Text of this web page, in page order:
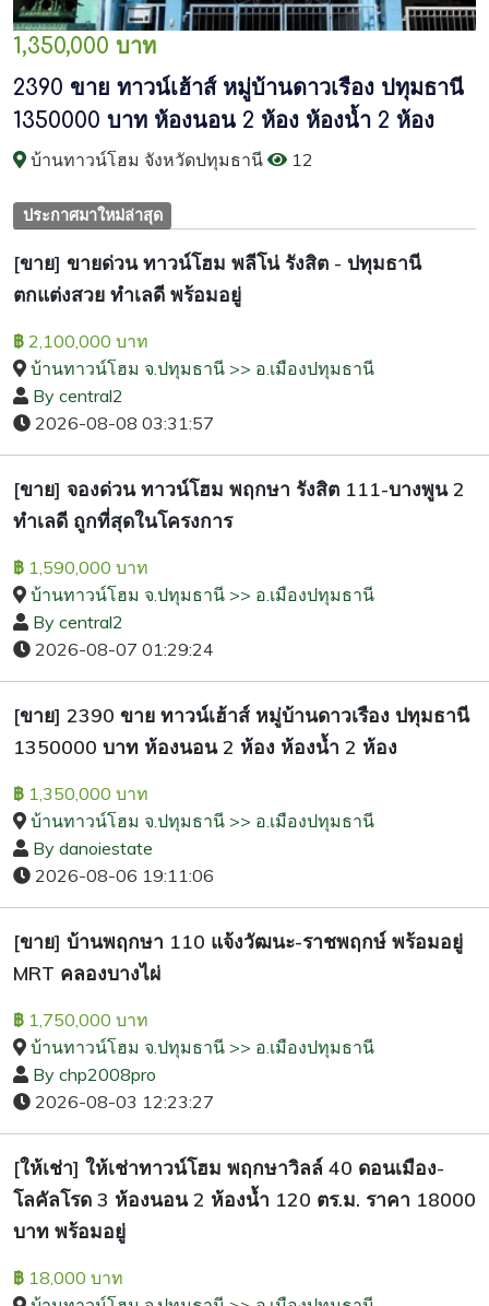
1,350,000 บาท
2390 ขาย ทาวน์เฮ้าส์ หมู่บ้านดาวเรือง ปทุมธานี
1350000 บาท ห้องนอน 2 ห้อง ห้องน้ำ 2 ห้อง
บ้านทาวน์โฮม จังหวัดปทุมธานี 12
ประกาศมาใหม่ล่าสุด
[ขาย] ขายด่วน ทาวน์โฮม พลีโน่ รังสิต - ปทุมธานี
ตกแต่งสวย ทำเลดี พร้อมอยู่
฿ 2,100,000 บาท
บ้านทาวน์โฮม จ.ปทุมธานี >> อ.เมืองปทุมธานี
By central2
2026-08-08 03:31:57
[ขาย] จองด่วน ทาวน์โฮม พฤกษา รังสิต 111-บางพูน 2
ทำเลดี ถูกที่สุดในโครงการ
฿ 1,590,000 บาท
บ้านทาวน์โฮม จ.ปทุมธานี >> อ.เมืองปทุมธานี
By central2
2026-08-07 01:29:24
[ขาย] 2390 ขาย ทาวน์เฮ้าส์ หมู่บ้านดาวเรือง ปทุมธานี
1350000 บาท ห้องนอน 2 ห้อง ห้องน้ำ 2 ห้อง
฿ 1,350,000 บาท
บ้านทาวน์โฮม จ.ปทุมธานี >> อ.เมืองปทุมธานี
By danoiestate
2026-08-06 19:11:06
[ขาย] บ้านพฤกษา 110 แจ้งวัฒนะ-ราชพฤกษ์ พร้อมอยู่
MRT คลองบางไผ่
฿ 1,750,000 บาท
บ้านทาวน์โฮม จ.ปทุมธานี >> อ.เมืองปทุมธานี
By chp2008pro
2026-08-03 12:23:27
[ให้เช่า] ให้เช่าทาวน์โฮม พฤกษาวิลล์ 40 ดอนเมือง-
โลคัลโรด 3 ห้องนอน 2 ห้องน้ำ 120 ตร.ม. ราคา 18000
บาท พร้อมอยู่
฿ 18,000 บาท